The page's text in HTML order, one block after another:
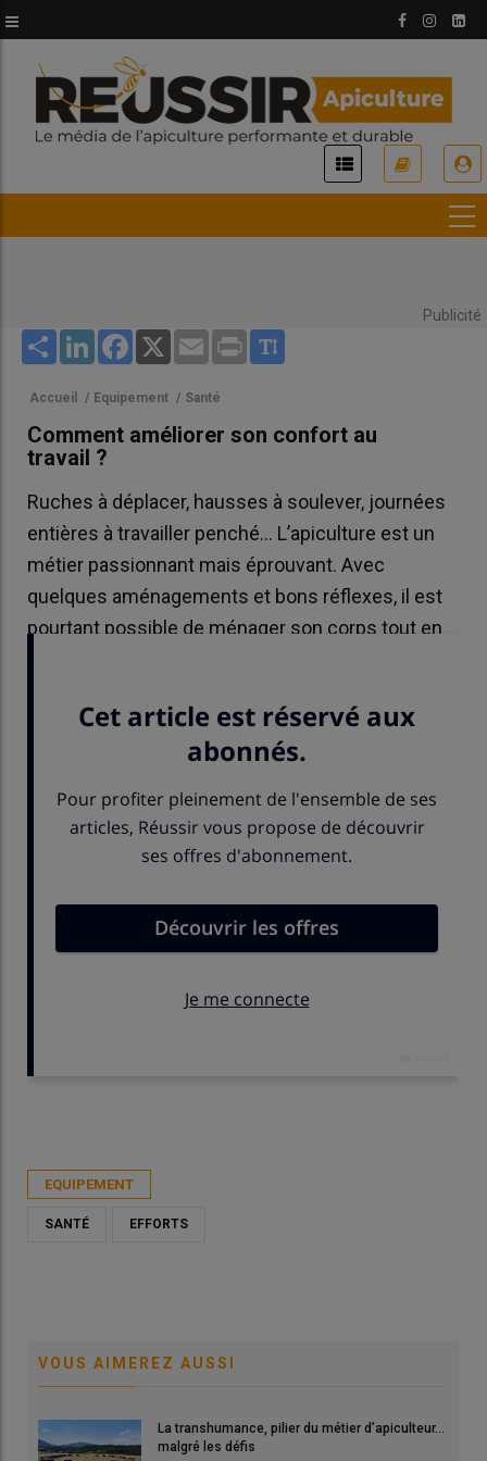
au
contenu
principal
Publicité
Share LinkedInFacebook
X Email Print
Accueil / Equipement / Santé
Comment améliorer son confort au
travail ?
Ruches à déplacer, hausses à soulever, journées
entières à travailler penché… L’apiculture est un
métier passionnant mais éprouvant. Avec
quelques aménagements et bons réflexes, il est
pourtant possible de ménager son corps tout en
EQUIPEMENT
SANTÉ EFFORTS
VOUS AIMEREZ AUSSI
La transhumance, pilier du métier d’apiculteur…
malgré les défis